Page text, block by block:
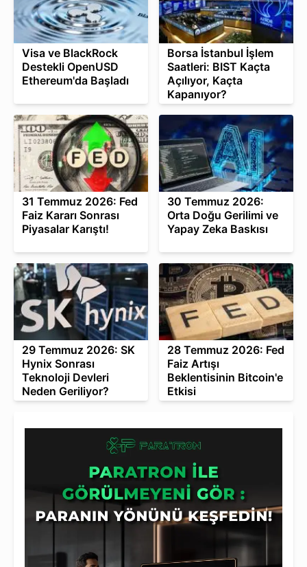
Visa ve BlackRock
Destekli OpenUSD
Ethereum'da Başladı
Borsa İstanbul İşlem
Saatleri: BIST Kaçta
Açılıyor, Kaçta
Kapanıyor?
31 Temmuz 2026: Fed
Faiz Kararı Sonrası
Piyasalar Karıştı!
30 Temmuz 2026:
Orta Doğu Gerilimi ve
Yapay Zeka Baskısı
29 Temmuz 2026: SK
Hynix Sonrası
Teknoloji Devleri
Neden Geriliyor?
28 Temmuz 2026: Fed
Faiz Artışı
Beklentisinin Bitcoin'e
Etkisi